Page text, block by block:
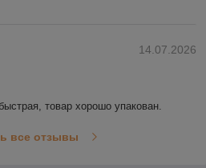
14.07.2026
товар хорошо упакован.
все отзывы